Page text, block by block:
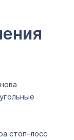
стоп-лосс